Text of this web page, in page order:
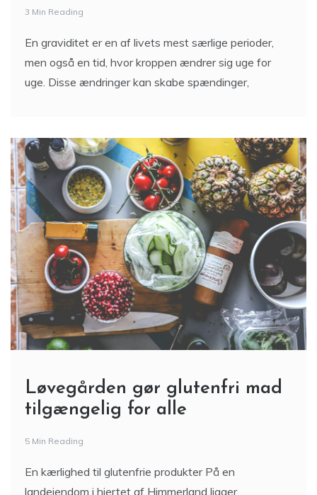
3 Min Reading
En graviditet er en af livets mest særlige perioder,
men også en tid, hvor kroppen ændrer sig uge for
uge. Disse ændringer kan skabe spændinger,
Løvegården gør glutenfri mad
tilgængelig for alle
5 Min Reading
En kærlighed til glutenfrie produkter På en
landejendom i hjertet af Himmerland ligger